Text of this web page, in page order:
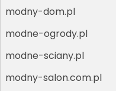
modny-dom.pl
modne-ogrody.pl
modne-sciany.pl
modny-salon.com.pl